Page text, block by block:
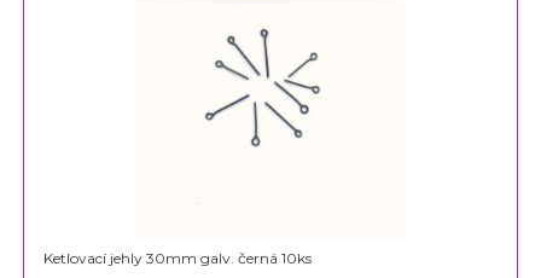
Ketlovací jehly 30mm galv. černá 10ks